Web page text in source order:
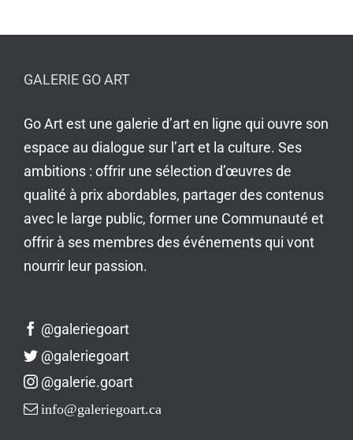
GALERIE GO ART
Go Art est une galerie d’art en ligne qui ouvre son
espace au dialogue sur l’art et la culture. Ses
ambitions : offrir une sélection d’œuvres de
qualité à prix abordables, partager des contenus
avec le large public, former une Communauté et
offrir à ses membres des événements qui vont
nourrir leur passion.
@galeriegoart
@galeriegoart
@galerie.goart
info@galeriegoart.ca